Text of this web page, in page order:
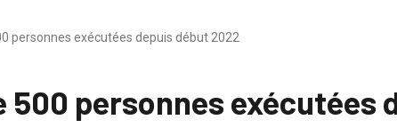
personnes exécutées depuis début 2022
500 personnes exécutées